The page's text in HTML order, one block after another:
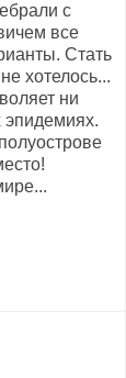
с
все
Стать
хотелось...
ни